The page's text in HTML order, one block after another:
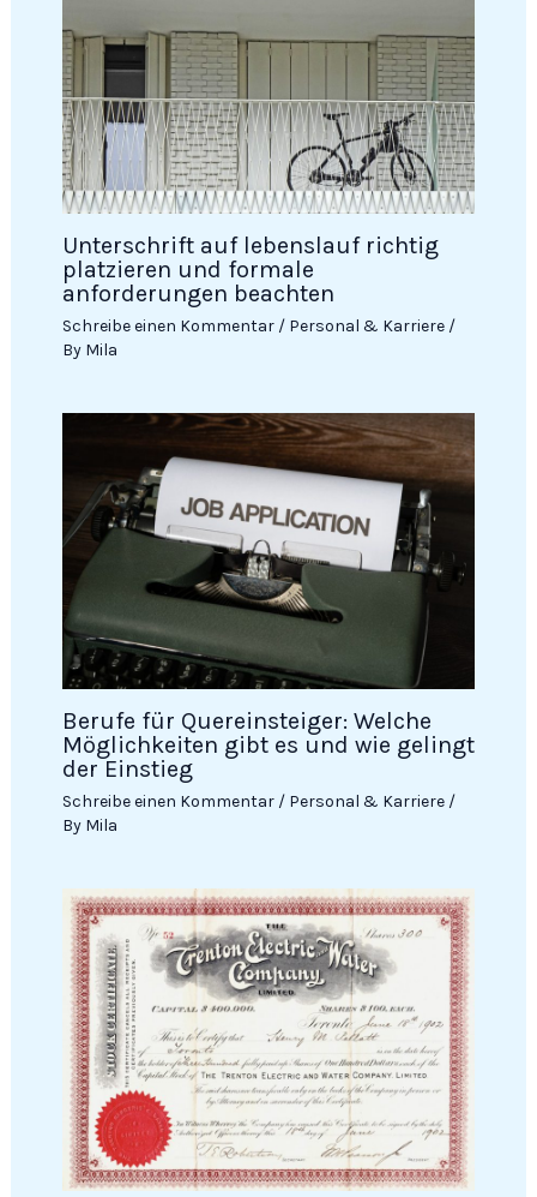
Unterschrift auf lebenslauf richtig
platzieren und formale
anforderungen beachten
Schreibe einen Kommentar / Personal & Karriere/
By Mila
Berufe für Quereinsteiger: Welche
Möglichkeiten gibt es und wie gelingt
der Einstieg
Schreibe einen Kommentar / Personal & Karriere/
By Mila